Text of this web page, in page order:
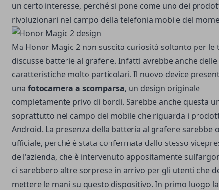
un certo interesse, perché si pone come uno dei
rivoluzionari nel campo della telefonia mobile del
Ma Honor Magic 2 non suscita curiosità soltanto per le
discusse batterie al grafene. Infatti avrebbe anche
caratteristiche molto particolari. Il nuovo device
una fotocamera a scomparsa, un design originale
completamente privo di bordi. Sarebbe anche questa
soprattutto nel campo del mobile che riguarda i
Android. La presenza della batteria al grafene sarebbe
ufficiale, perché è stata confermata dallo stesso
dell'azienda, che è intervenuto appositamente
ci sarebbero altre sorprese in arrivo per gli utenti che
mettere le mani su questo dispositivo. In primo luogo